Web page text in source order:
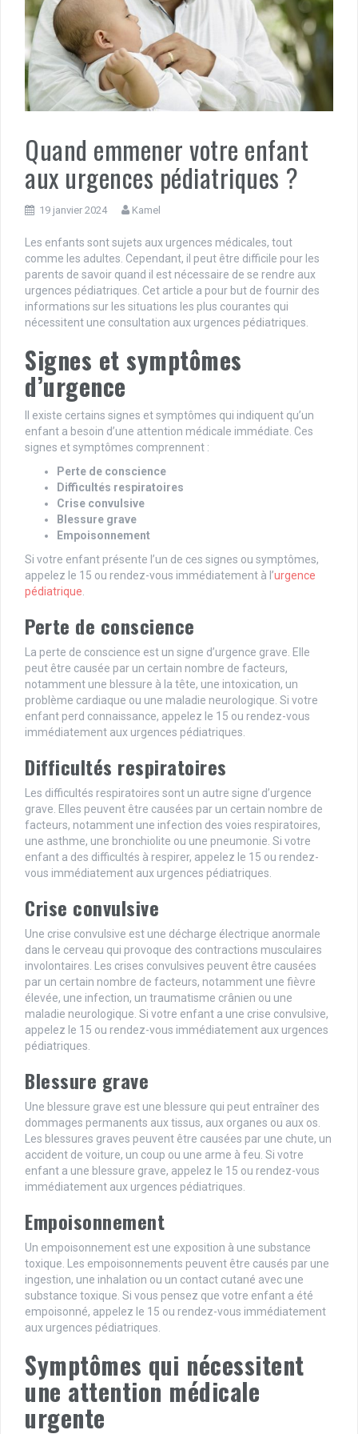
Quand emmener votre enfant
aux urgences pédiatriques ?
19 janvier 2024 Kamel
Les enfants sont sujets aux urgences médicales, tout
comme les adultes. Cependant, il peut être difficile pour les
parents de savoir quand il est nécessaire de se rendre aux
urgences pédiatriques. Cet article a pour but de fournir des
informations sur les situations les plus courantes qui
nécessitent une consultation aux urgences pédiatriques.
Signes et symptômes
d’urgence
Il existe certains signes et symptômes qui indiquent qu’un
enfant a besoin d’une attention médicale immédiate. Ces
signes et symptômes comprennent :
Perte de conscience
Difficultés respiratoires
Crise convulsive
Blessure grave
Empoisonnement
Si votre enfant présente l’un de ces signes ou symptômes,
appelez le 15 ou rendez-vous immédiatement à l’urgence
pédiatrique.
Perte de conscience
La perte de conscience est un signe d’urgence grave. Elle
peut être causée par un certain nombre de facteurs,
notamment une blessure à la tête, une intoxication, un
problème cardiaque ou une maladie neurologique. Si votre
enfant perd connaissance, appelez le 15 ou rendez-vous
immédiatement aux urgences pédiatriques.
Difficultés respiratoires
Les difficultés respiratoires sont un autre signe d’urgence
grave. Elles peuvent être causées par un certain nombre de
facteurs, notamment une infection des voies respiratoires,
une asthme, une bronchiolite ou une pneumonie. Si votre
enfant a des difficultés à respirer, appelez le 15 ou rendez-
vous immédiatement aux urgences pédiatriques.
Crise convulsive
Une crise convulsive est une décharge électrique anormale
dans le cerveau qui provoque des contractions musculaires
involontaires. Les crises convulsives peuvent être causées
par un certain nombre de facteurs, notamment une fièvre
élevée, une infection, un traumatisme crânien ou une
maladie neurologique. Si votre enfant a une crise convulsive,
appelez le 15 ou rendez-vous immédiatement aux urgences
pédiatriques.
Blessure grave
Une blessure grave est une blessure qui peut entraîner des
dommages permanents aux tissus, aux organes ou aux os.
Les blessures graves peuvent être causées par une chute, un
accident de voiture, un coup ou une arme à feu. Si votre
enfant a une blessure grave, appelez le 15 ou rendez-vous
immédiatement aux urgences pédiatriques.
Empoisonnement
Un empoisonnement est une exposition à une substance
toxique. Les empoisonnements peuvent être causés par une
ingestion, une inhalation ou un contact cutané avec une
substance toxique. Si vous pensez que votre enfant a été
empoisonné, appelez le 15 ou rendez-vous immédiatement
aux urgences pédiatriques.
Symptômes qui nécessitent
une attention médicale
urgente